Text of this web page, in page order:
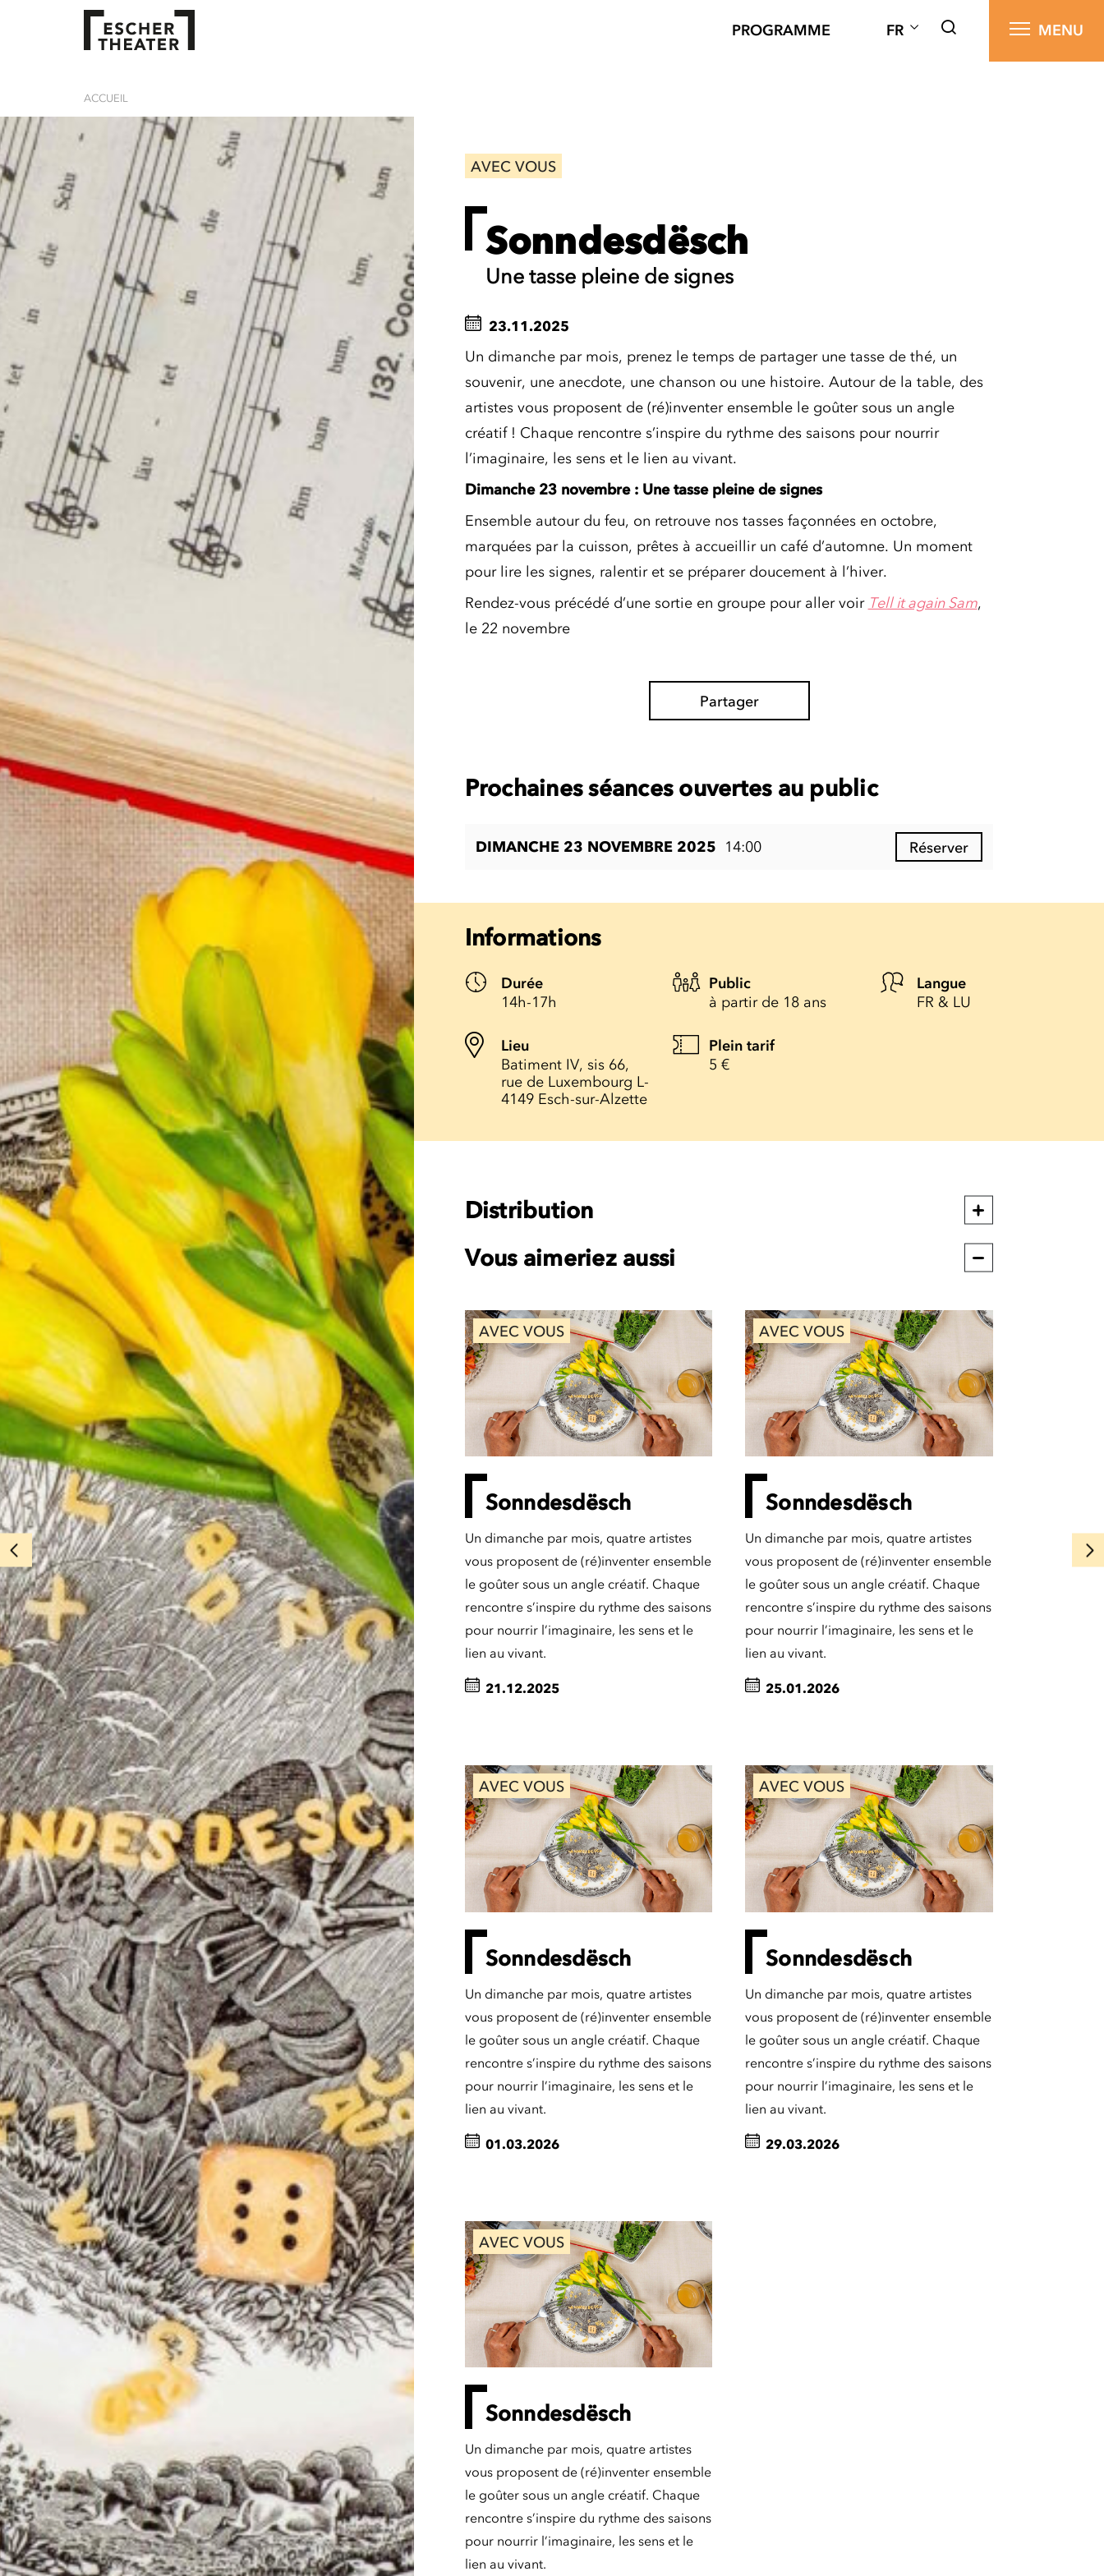
PROGRAMME FR MENU
ACCUEIL
AVEC VOUS
Sonndesdësch
Une tasse pleine de signes
23.11.2025
Un dimanche par mois, prenez le temps de partager une tasse de thé, un
souvenir, une anecdote, une chanson ou une histoire. Autour de la table, des
artistes vous proposent de (ré)inventer ensemble le goûter sous un angle
créatif ! Chaque rencontre s’inspire du rythme des saisons pour nourrir
l’imaginaire, les sens et le lien au vivant.
Dimanche 23 novembre : Une tasse pleine de signes
Ensemble autour du feu, on retrouve nos tasses façonnées en octobre,
marquées par la cuisson, prêtes à accueillir un café d’automne. Un moment
pour lire les signes, ralentir et se préparer doucement à l’hiver.
Rendez-vous précédé d’une sortie en groupe pour aller voir Tell it again Sam,
le 22 novembre
Partager
Prochaines séances ouvertes au public
DIMANCHE 23 NOVEMBRE 2025 14:00 Réserver
Informations
Durée
14h-17h
Public
à partir de 18 ans
Langue
FR & LU
Lieu
Batiment IV, sis 66,
rue de Luxembourg L-
4149 Esch-sur-Alzette
Plein tarif
5 €
Distribution
Vous aimeriez aussi
AVEC VOUS
Sonndesdësch
Un dimanche par mois, quatre artistes
vous proposent de (ré)inventer ensemble
le goûter sous un angle créatif. Chaque
rencontre s’inspire du rythme des saisons
pour nourrir l’imaginaire, les sens et le
lien au vivant.
21.12.2025
AVEC VOUS
Sonndesdësch
Un dimanche par mois, quatre artistes
vous proposent de (ré)inventer ensemble
le goûter sous un angle créatif. Chaque
rencontre s’inspire du rythme des saisons
pour nourrir l’imaginaire, les sens et le
lien au vivant.
25.01.2026
AVEC VOUS
Sonndesdësch
Un dimanche par mois, quatre artistes
vous proposent de (ré)inventer ensemble
le goûter sous un angle créatif. Chaque
rencontre s’inspire du rythme des saisons
pour nourrir l’imaginaire, les sens et le
lien au vivant.
01.03.2026
AVEC VOUS
Sonndesdësch
Un dimanche par mois, quatre artistes
vous proposent de (ré)inventer ensemble
le goûter sous un angle créatif. Chaque
rencontre s’inspire du rythme des saisons
pour nourrir l’imaginaire, les sens et le
lien au vivant.
29.03.2026
AVEC VOUS
Sonndesdësch
Un dimanche par mois, quatre artistes
vous proposent de (ré)inventer ensemble
le goûter sous un angle créatif. Chaque
rencontre s’inspire du rythme des saisons
pour nourrir l’imaginaire, les sens et le
lien au vivant.